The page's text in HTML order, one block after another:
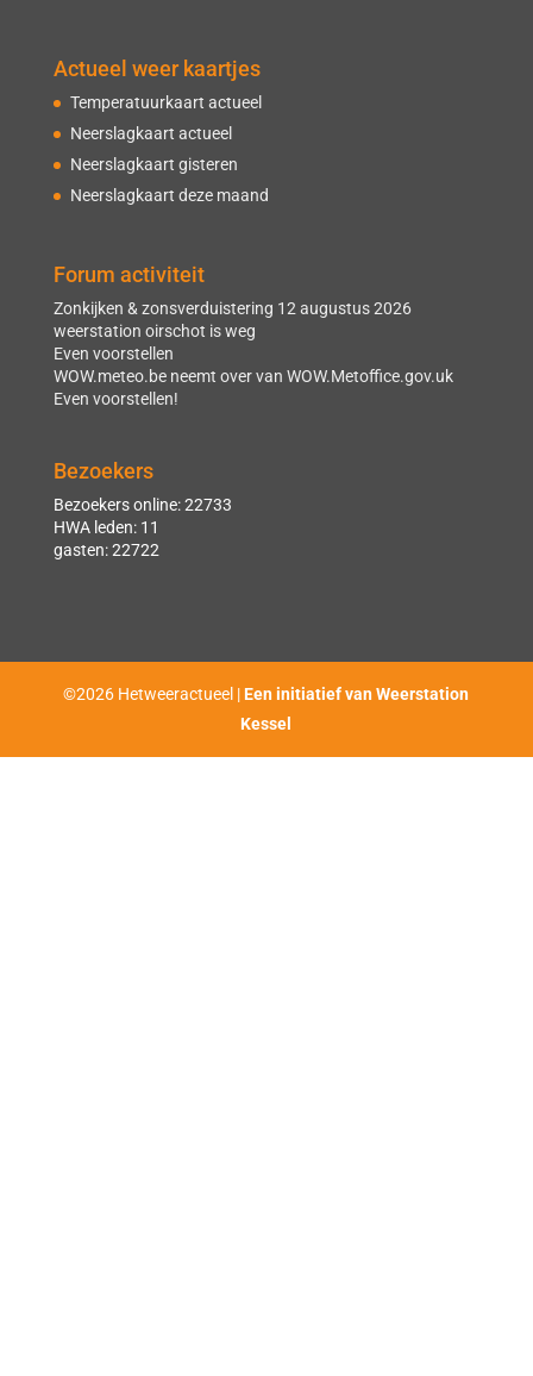
Actueel weer kaartjes
Temperatuurkaart actueel
Neerslagkaart actueel
Neerslagkaart gisteren
Neerslagkaart deze maand
Forum activiteit
Zonkijken & zonsverduistering 12 augustus 2026
weerstation oirschot is weg
Even voorstellen
WOW.meteo.be neemt over van WOW.Metoffice.gov.uk
Even voorstellen!
Bezoekers
Bezoekers online: 22733
HWA leden: 11
gasten: 22722
©2026 Hetweeractueel |Een initiatief van Weerstation
Kessel